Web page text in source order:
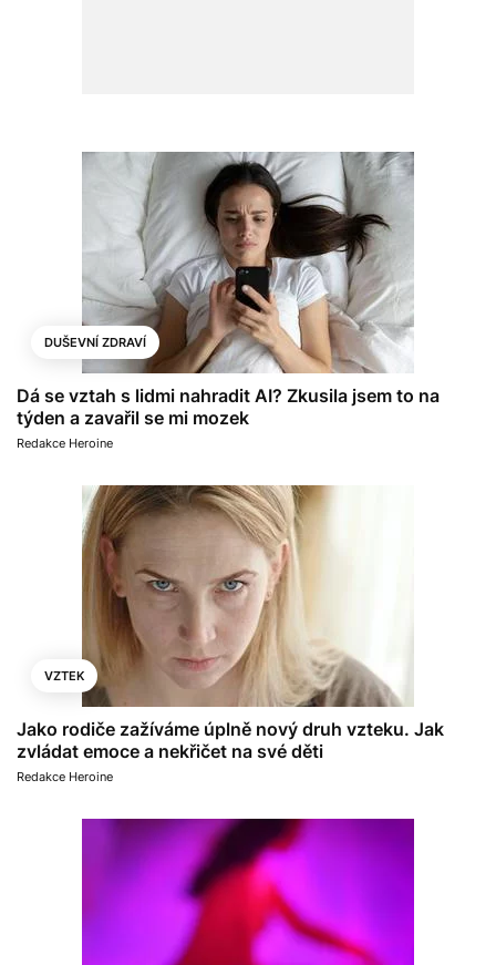
DUŠEVNÍ ZDRAVÍ
Dá se vztah s lidmi nahradit AI? Zkusila jsem to na
týden a zavařil se mi mozek
Redakce Heroine
VZTEK
Jako rodiče zažíváme úplně nový druh vzteku. Jak
zvládat emoce a nekřičet na své děti
Redakce Heroine